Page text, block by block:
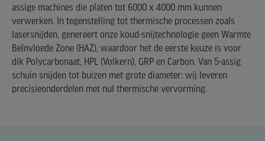
assige machines die platen tot 6000 x 4000 mm kunnen
verwerken. In tegenstelling tot thermische processen zoals
lasersnijden, genereert onze koud-snijtechnologie geen Warmte
Beïnvloede Zone (HAZ), waardoor het de eerste keuze is voor
dik Polycarbonaat, HPL (Volkern), GRP en Carbon. Van 5-assig
schuin snijden tot buizen met grote diameter: wij leveren
precisieonderdelen met nul thermische vervorming.